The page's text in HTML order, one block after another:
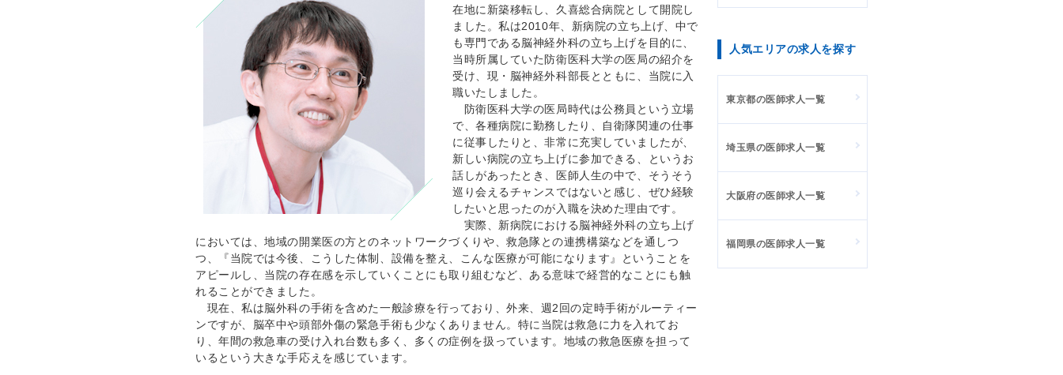
在地に新築移転し、久喜総合病院として開院し
ました。私は2010年、新病院の立ち上げ、中で
も専門である脳神経外科の立ち上げを目的に、
当時所属していた防衛医科大学の医局の紹介を
受け、現・脳神経外科部長とともに、当院に入
職いたしました。
防衛医科大学の医局時代は公務員という立場
で、各種病院に勤務したり、自衛隊関連の仕事
に従事したりと、非常に充実していましたが、
新しい病院の立ち上げに参加できる、というお
話しがあったとき、医師人生の中で、そうそう
巡り会えるチャンスではないと感じ、ぜひ経験
したいと思ったのが入職を決めた理由です。
実際、新病院における脳神経外科の立ち上げ
においては、地域の開業医の方とのネットワークづくりや、救急隊との連携構築などを通しつ
つ、『当院では今後、こうした体制、設備を整え、こんな医療が可能になります』ということを
アピールし、当院の存在感を示していくことにも取り組むなど、ある意味で経営的なことにも触
れることができました。
現在、私は脳外科の手術を含めた一般診療を行っており、外来、週2回の定時手術がルーティー
ンですが、脳卒中や頭部外傷の緊急手術も少なくありません。特に当院は救急に力を入れてお
り、年間の救急車の受け入れ台数も多く、多くの症例を扱っています。地域の救急医療を担って
いるという大きな手応えを感じています。
人気エリアの求人を探す
東京都の医師求人一覧
埼玉県の医師求人一覧
大阪府の医師求人一覧
福岡県の医師求人一覧